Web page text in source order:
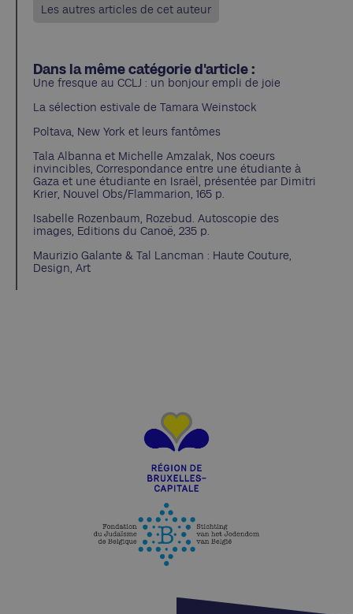
Les autres articles de cet auteur
Dans la même catégorie d'article :
Une fresque au CCLJ : un bonjour empli de joie
La sélection estivale de Tamara Weinstock
Poltava, New York et leurs fantômes
Tala Albanna et Michelle Amzalak, Nos coeurs
invincibles, Correspondance entre une étudiante à
Gaza et une étudiante en Israël, présentée par Dimitri
Krier, Nouvel Obs/Flammarion, 165 p.
Isabelle Rozenbaum, Rozebud. Autoscopie des
images, Editions du Canoë, 235 p.
Maurizio Galante & Tal Lancman : Haute Couture,
Design, Art